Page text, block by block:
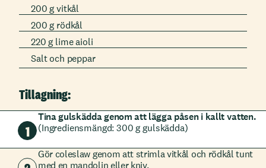
200 g vitkål
200 g rödkål
220 g lime aioli
Salt och peppar
Tillagning:
1
Tina gulskädda genom att lägga påsen i kallt vatten.
(Ingrediensmängd: 300 g gulskädda)
Gör coleslaw genom att strimla vitkål och rödkål tunt
med en mandolin eller kniv.